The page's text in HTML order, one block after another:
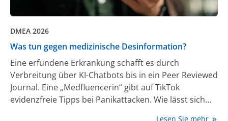
DMEA 2026
Was tun gegen medizinische Desinformation?
Eine erfundene Erkrankung schafft es durch
Verbreitung über KI-Chatbots bis in ein Peer Reviewed
Journal. Eine „Medfluencerin“ gibt auf TikTok
evidenzfreie Tipps bei Panikattacken. Wie lässt sich
Lesen Sie mehr